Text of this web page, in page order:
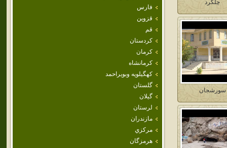
فارس
قزوين
قم
كردستان
كرمان
كرمانشاه
كهگيلويه وبويراحمد
گلستان
گيلان
لرستان
مازندران
مركزي
هرمزگان
چلگرد
سورشجان